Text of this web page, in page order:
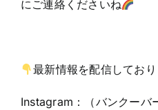
にご連絡くださいね
最新情報を配信しており
Instagram：（バンクー